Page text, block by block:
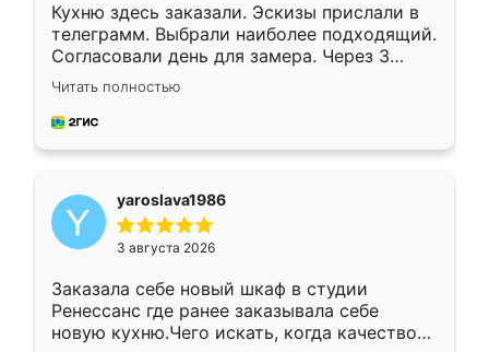
Кухню здесь заказали. Эскизы прислали в
телеграмм. Выбрали наиболее подходящий.
Согласовали день для замера. Через 3
недели кухня была уже готова. Остались
довольны работой. Спасибо Ренессанс
мебель за качественную работу!
Читать полностью
yaroslava1986
3 августа 2026
Заказала себе новый шкаф в студии
Ренессанс где ранее заказывала себе
новую кухню.Чего искать, когда качеством